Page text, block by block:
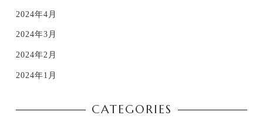
2024年4月
2024年3月
2024年2月
2024年1月
CATEGORIES